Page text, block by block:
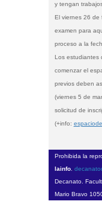
y tengan
El viernes 26 de
examen para
proceso a la
Los estudiantes
comenzar el
previos deben
(viernes 5 de
solicitud de
(+info:
Prohibida la
lainfo.
Decanato.
Mario Bravo